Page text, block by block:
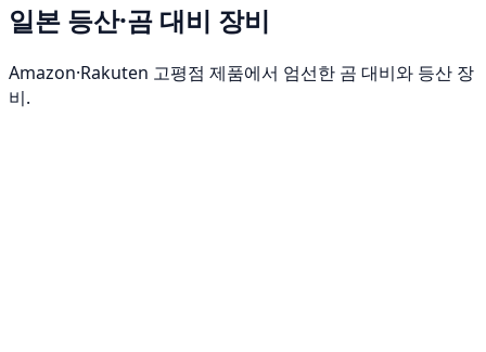
일본 등산·곰 대비 장비
Amazon·Rakuten 고평점 제품에서 엄선한 곰 대비와 등산 장
비.